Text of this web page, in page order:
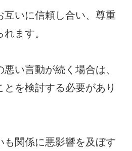
互いに信頼し合い、尊重
ます。
い言動が続く場合は、
を検討する必要があり
も関係に悪影響を及ぼす